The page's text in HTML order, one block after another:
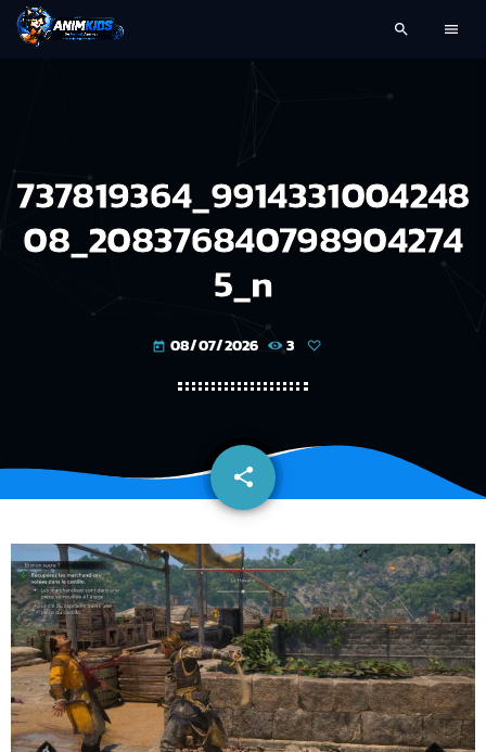
search menu
737819364_9914331004248
08_208376840798904274
5_n
today 08/07/2026 3
share
email